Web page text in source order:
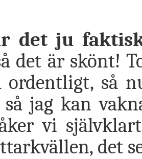
det ju
det är skönt!
ordentligt, så
jag kan
vi
det